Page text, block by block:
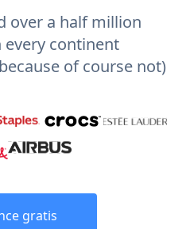
over a half million
every continent
of course not)
gratis